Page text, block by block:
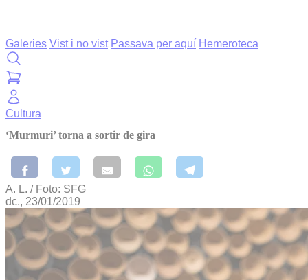
Galeries Vist i no vist Passava per aquí Hemeroteca
Cultura
‘Murmuri’ torna a sortir de gira
A. L. / Foto: SFG
dc., 23/01/2019